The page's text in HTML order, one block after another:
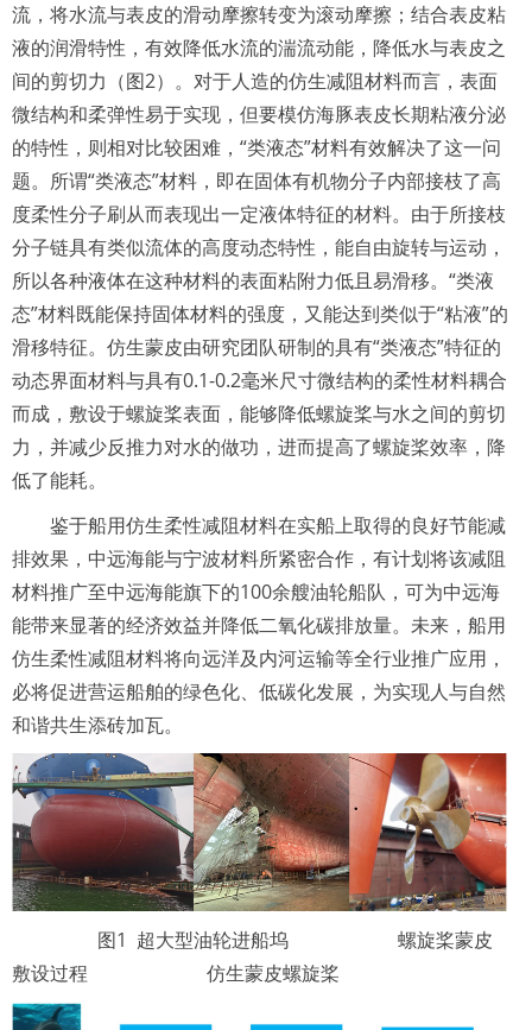
流，将水流与表皮的滑动摩擦转变为滚动摩擦；结合表皮粘
液的润滑特性，有效降低水流的湍流动能，降低水与表皮之
间的剪切力（图2）。对于人造的仿生减阻材料而言，表面
微结构和柔弹性易于实现，但要模仿海豚表皮长期粘液分泌
的特性，则相对比较困难，“类液态”材料有效解决了这一问
题。所谓“类液态”材料，即在固体有机物分子内部接枝了高
度柔性分子刷从而表现出一定液体特征的材料。由于所接枝
分子链具有类似流体的高度动态特性，能自由旋转与运动，
所以各种液体在这种材料的表面粘附力低且易滑移。“类液
态”材料既能保持固体材料的强度，又能达到类似于“粘液”的
滑移特征。仿生蒙皮由研究团队研制的具有“类液态”特征的
动态界面材料与具有0.1-0.2毫米尺寸微结构的柔性材料耦合
而成，敷设于螺旋桨表面，能够降低螺旋桨与水之间的剪切
力，并减少反推力对水的做功，进而提高了螺旋桨效率，降
低了能耗。
鉴于船用仿生柔性减阻材料在实船上取得的良好节能减
排效果，中远海能与宁波材料所紧密合作，有计划将该减阻
材料推广至中远海能旗下的100余艘油轮船队，可为中远海
能带来显著的经济效益并降低二氧化碳排放量。未来，船用
仿生柔性减阻材料将向远洋及内河运输等全行业推广应用，
必将促进营运船舶的绿色化、低碳化发展，为实现人与自然
和谐共生添砖加瓦。
图1 超大型油轮进船坞 螺旋桨蒙皮
敷设过程 仿生蒙皮螺旋桨